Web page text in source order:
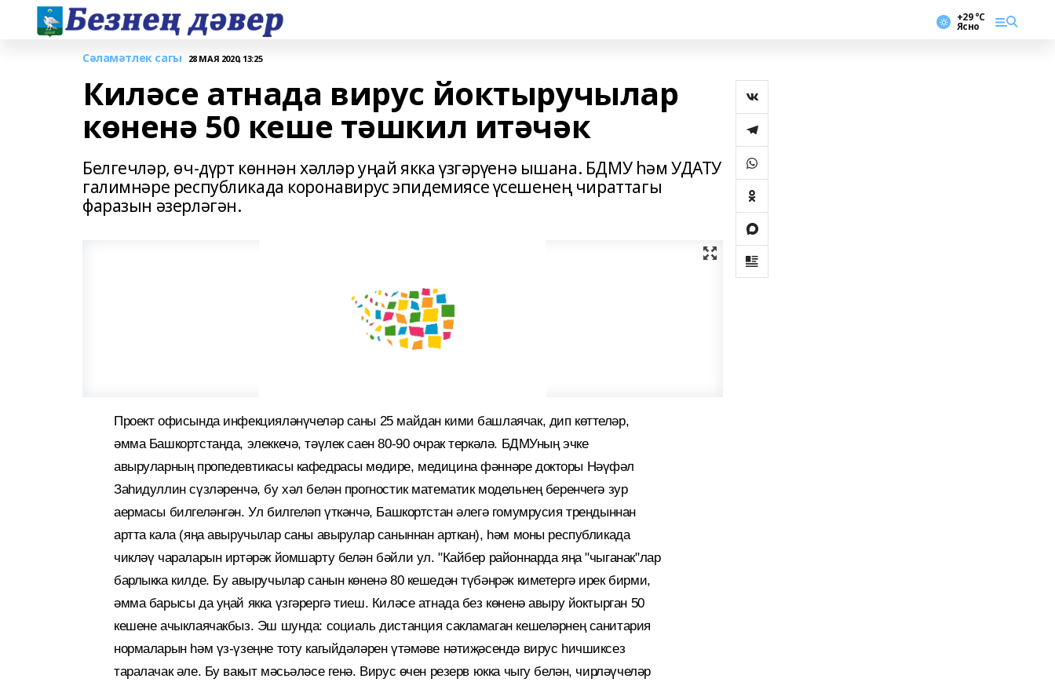
+29 °С
Ясно
Сәламәтлек сагы 28 МАЯ 2020, 13:25
Киләсе атнада вирус йоктыручылар
көненә 50 кеше тәшкил итәчәк
Белгечләр, өч-дүрт көннән хәлләр уңай якка үзгәрүенә ышана. БДМУ һәм УДАТУ
галимнәре республикада коронавирус эпидемиясе үсешенең чираттагы
фаразын әзерләгән.
Проект офисында инфекцияләнүчеләр саны 25 майдан кими башлаячак, дип көттеләр,
әмма Башкортстанда, элеккечә, тәүлек саен 80-90 очрак теркәлә. БДМУның эчке
авыруларның пропедевтикасы кафедрасы мөдире, медицина фәннәре докторы Нәүфәл
Заһидуллин сүзләренчә, бу хәл белән прогностик математик модельнең беренчегә зур
аермасы билгеләнгән. Ул билгеләп үткәнчә, Башкортстан әлегә гомумрусия трендыннан
артта кала (яңа авыручылар саны авырулар саныннан арткан), һәм моны республикада
чикләү чараларын иртәрәк йомшарту белән бәйли ул. "Кайбер районнарда яңа "чыганак"лар
барлыкка килде. Бу авыручылар санын көненә 80 кешедән түбәнрәк киметергә ирек бирми,
әмма барысы да уңай якка үзгәрергә тиеш. Киләсе атнада без көненә авыру йоктырган 50
кешене ачыклаячакбыз. Эш шунда: социаль дистанция сакламаган кешеләрнең санитария
нормаларын һәм үз-үзеңне тоту кагыйдәләрен үтәмәве нәтиҗәсендә вирус һичшиксез
таралачак әле. Бу вакыт мәсьәләсе генә. Вирус өчен резерв юкка чыгу белән, чирләүчеләр